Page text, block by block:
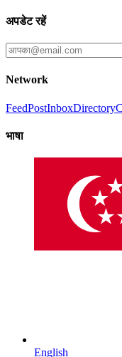
अपडेट रहें
Network
FeedPostInboxDirectory
भाषा
English